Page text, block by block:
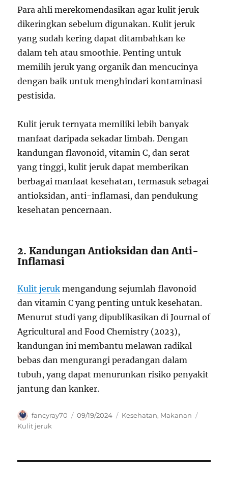
Para ahli merekomendasikan agar kulit jeruk
dikeringkan sebelum digunakan. Kulit jeruk
yang sudah kering dapat ditambahkan ke
dalam teh atau smoothie. Penting untuk
memilih jeruk yang organik dan mencucinya
dengan baik untuk menghindari kontaminasi
pestisida.
Kulit jeruk ternyata memiliki lebih banyak
manfaat daripada sekadar limbah. Dengan
kandungan flavonoid, vitamin C, dan serat
yang tinggi, kulit jeruk dapat memberikan
berbagai manfaat kesehatan, termasuk sebagai
antioksidan, anti-inflamasi, dan pendukung
kesehatan pencernaan.
2. Kandungan Antioksidan dan Anti-
Inflamasi
Kulit jeruk mengandung sejumlah flavonoid
dan vitamin C yang penting untuk kesehatan.
Menurut studi yang dipublikasikan di Journal of
Agricultural and Food Chemistry (2023),
kandungan ini membantu melawan radikal
bebas dan mengurangi peradangan dalam
tubuh, yang dapat menurunkan risiko penyakit
jantung dan kanker.
Author
fancyray70
Posted
09/19/2024 Categories
Kesehatan, Makanan
Kulit jeruk